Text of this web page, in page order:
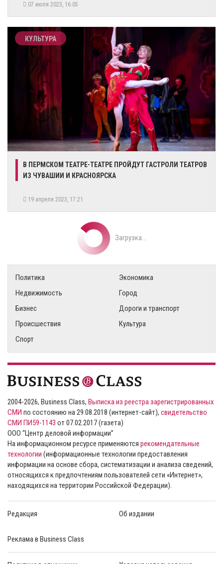
07 июля 2023, 16:05
КУЛЬТУРА
​В ПЕРМСКОМ ТЕАТРЕ-ТЕАТРЕ ПРОЙДУТ ГАСТРОЛИ ТЕАТРОВ
ИЗ ЧУВАШИИ И КРАСНОЯРСКА
19 апреля 2023, 17:21
Загрузка...
Политика
Экономика
Недвижимость
Город
Бизнес
Дороги и транспорт
Происшествия
Культура
Спорт
2004-2026, Business Class, Выписка из реестра зарегистрированных
СМИ по состоянию на 29.08.2018 (интернет-сайт), свидетельство
СМИ ПИ59-1143 от 07.02.2017 (газета)
ООО “Центр деловой информации”
На информационном ресурсе применяются рекомендательные
технологии (информационные технологии предоставления
информации на основе сбора, систематизации и анализа сведений,
относящихся к предпочтениям пользователей сети «Интернет»,
находящихся на территории Российской Федерации).
Редакция Об издании
Реклама в Business Class